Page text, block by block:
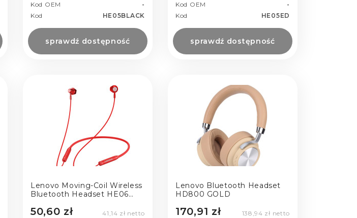
Kod OEM
-
Kod
HE05BLACK
sprawdź dostępność
Kod OEM
-
Kod
HE05ED
sprawdź dostępność
Lenovo Moving-Coil Wireless
Bluetooth Headset HE06
50,60 zł 41,14 zł netto
Lenovo Bluetooth Headset
HD800 GOLD
170,91 zł 138,94 zł netto